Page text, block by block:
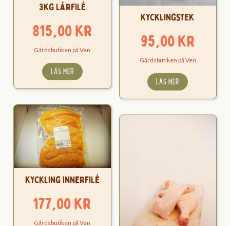
3kg Lårfilé
815,00kr
Gårdsbutiken på Ven
LÄS MER
Kycklingstek
95,00kr
Gårdsbutiken på Ven
LÄS MER
Kyckling Innerfilé
177,00kr
Gårdsbutiken på Ven